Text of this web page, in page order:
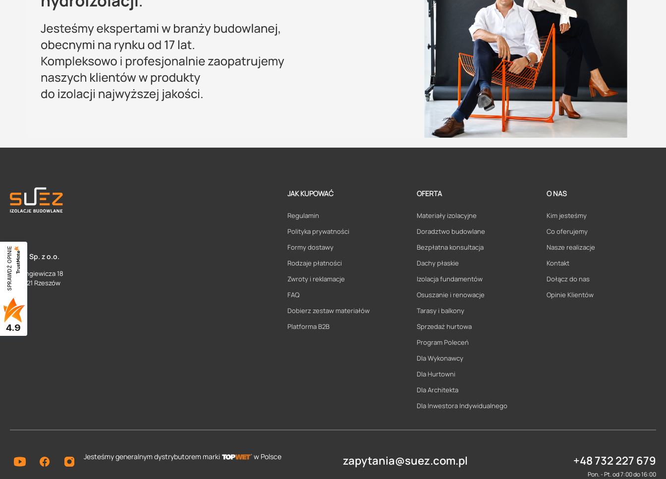
SUEZ Sp. z o.o.
ul. Langiewicza 18
35 - 021 Rzeszów
JAK KUPOWAĆ
Regulamin
Polityka prywatności
Formy dostawy
Rodzaje płatności
Zwroty i reklamacje
FAQ
Dobierz zestaw materiałów
Platforma B2B
OFERTA
Materiały izolacyjne
Doradztwo budowlane
Bezpłatna konsultacja
Dachy płaskie
Izolacja fundamentów
Osuszanie i renowacje
Tarasy i balkony
Sprzedaż hurtowa
Program Poleceń
Dla Wykonawcy
Dla Hurtowni
Dla Architekta
Dla Inwestora Indywidualnego
O NAS
Kim jesteśmy
Co oferujemy
Nasze realizacje
Kontakt
Dołącz do nas
Opinie Klientów
Jesteśmy generalnym dystrybutorem marki w Polsce zapytania@suez.com.pl +48 732 227 679
Pon. - Pt. od 7:00 do 16:00
SPRAWDŹ OPINIE
4.9